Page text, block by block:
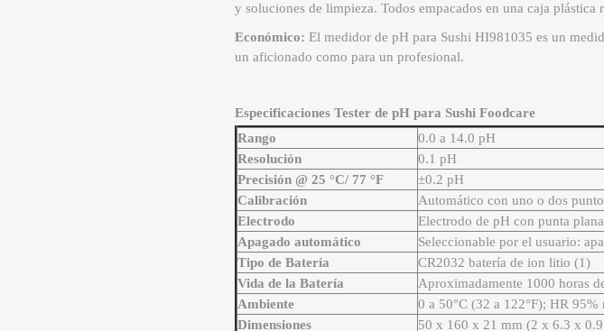
y soluciones de limpieza. Todos empacados en una caja plástica
Económico: El medidor de pH para Sushi HI981035 es un
un aficionado como para un profesional.
Especificaciones Tester de pH para Sushi Foodcare
Rango
0.0 a 14.0 pH
Resolución
0.1 pH
Precisión @ 25 °C/ 77 °F
±0.2 pH
Calibración
Automático con uno o dos
Electrodo
Electrodo de pH con punta
Apagado automático
Seleccionable por el usuario:
Tipo de Batería
CR2032 batería de ion litio (1)
Vida de la Batería
Aproximadamente 1000 horas
Ambiente
0 a 50°C (32 a 122°F); HR 95%
Dimensiones
50 x 160 x 21 mm (2 x 6.3 x